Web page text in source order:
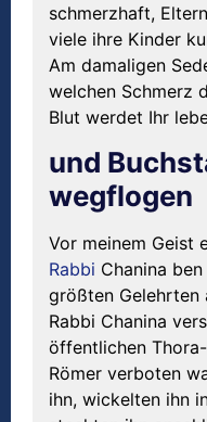
schmerzhaft,
viele ihre Kinder
Am damaligen
welchen Schmerz
Blut werdet Ihr
und
wegflogen
Vor meinem Geist
Rabbi Chanina
größten Gelehrten
Rabbi Chanina
öffentlichen
Römer verboten
ihn, wickelten ihn